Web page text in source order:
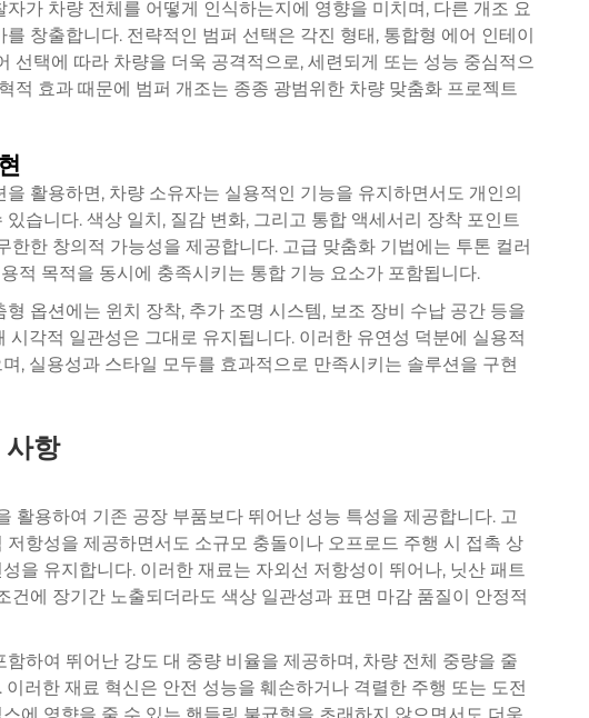
가 차량 전체를 어떻게 인식하는지에 영향을 미치며, 다른 개조 요
창출합니다. 전략적인 범퍼 선택은 각진 형태, 통합형 에어 인테이
선택에 따라 차량을 더욱 공격적으로, 세련되게 또는 성능 중심적으
적 효과 때문에 범퍼 개조는 종종 광범위한 차량 맞춤화 프로젝트
활용하면, 차량 소유자는 실용적인 기능을 유지하면서도 개인의
습니다. 색상 일치, 질감 변화, 그리고 통합 액세서리 장착 포인트
한한 창의적 가능성을 제공합니다. 고급 맞춤화 기법에는 투톤 컬러
적 목적을 동시에 충족시키는 통합 기능 요소가 포함됩니다.
옵션에는 윈치 장착, 추가 조명 시스템, 보조 장비 수납 공간 등을
시각적 일관성은 그대로 유지됩니다. 이러한 유연성 덕분에 실용적
, 실용성과 스타일 모두를 효과적으로 만족시키는 솔루션을 구현
항
활용하여 기존 공장 부품보다 뛰어난 성능 특성을 제공합니다. 고
항성을 제공하면서도 소규모 충돌이나 오프로드 주행 시 접촉 상
을 유지합니다. 이러한 재료는 자외선 저항성이 뛰어나, 닛산 패트
건에 장기간 노출되더라도 색상 일관성과 표면 마감 품질이 안정적
하여 뛰어난 강도 대 중량 비율을 제공하며, 차량 전체 중량을 줄
러한 재료 혁신은 안전 성능을 훼손하거나 격렬한 주행 또는 도전